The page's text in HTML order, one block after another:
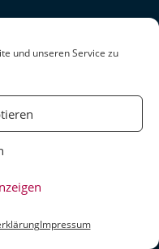
und unseren Service zu
Impressum